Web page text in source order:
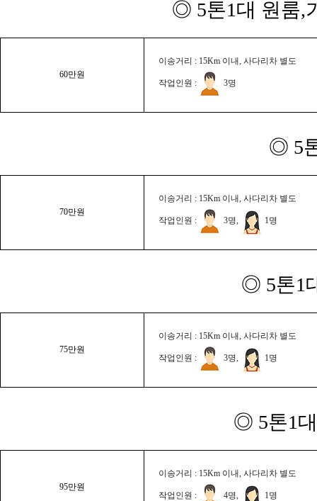
◎ 5톤1대 원룸,
60만원
이송거리 : 15Km 이내, 사다리차 별도
작업인원 : 3명
◎ 5
70만원
이송거리 : 15Km 이내, 사다리차 별도
작업인원 : 3명, 1명
◎ 5톤1
75만원
이송거리 : 15Km 이내, 사다리차 별도
작업인원 : 3명, 1명
◎ 5톤1
95만원
이송거리 : 15Km 이내, 사다리차 별도
작업인원 : 4명, 1명